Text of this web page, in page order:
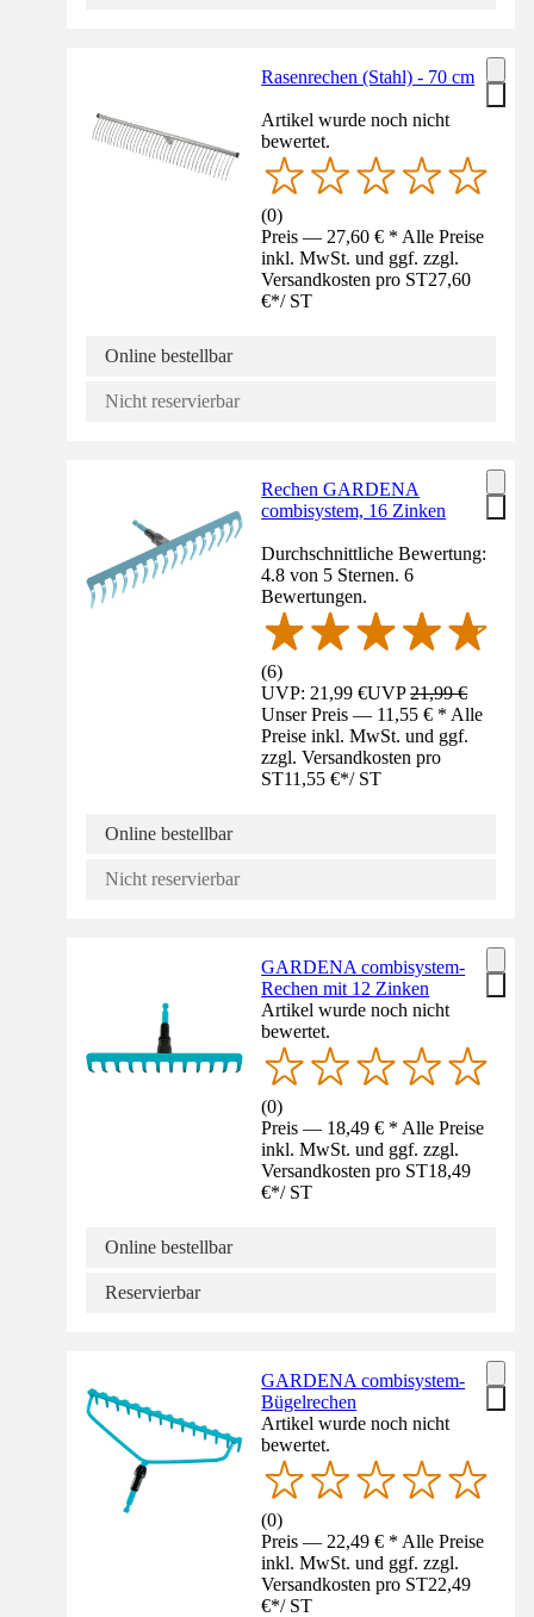
Rasenrechen (Stahl) - 70 cm
Artikel wurde noch nicht
bewertet.
(0)
Preis — 27,60 € * Alle Preise
inkl. MwSt. und ggf. zzgl.
Versandkosten pro ST27,60
€*/ ST
Online bestellbar
Nicht reservierbar
Rechen GARDENA
combisystem, 16 Zinken
Durchschnittliche Bewertung:
4.8 von 5 Sternen. 6
Bewertungen.
(6)
UVP: 21,99 €UVP21,99 €
Unser Preis — 11,55 € * Alle
Preise inkl. MwSt. und ggf.
zzgl. Versandkosten pro
ST11,55 €*/ ST
Online bestellbar
Nicht reservierbar
GARDENA combisystem-
Rechen mit 12 Zinken
Artikel wurde noch nicht
bewertet.
(0)
Preis — 18,49 € * Alle Preise
inkl. MwSt. und ggf. zzgl.
Versandkosten pro ST18,49
€*/ ST
Online bestellbar
Reservierbar
GARDENA combisystem-
Bügelrechen
Artikel wurde noch nicht
bewertet.
(0)
Preis — 22,49 € * Alle Preise
inkl. MwSt. und ggf. zzgl.
Versandkosten pro ST22,49
€*/ ST